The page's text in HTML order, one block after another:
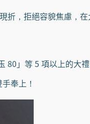
，拒絕容貌焦慮，在
」等 5 項以上的大禮
奉上！